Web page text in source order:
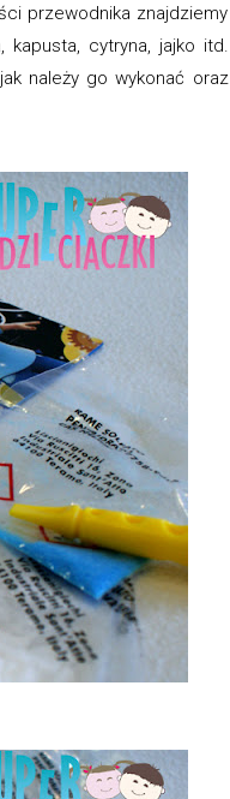
przewodnika znajdziemy
kapusta, cytryna, jajko itd.
należy go wykonać oraz